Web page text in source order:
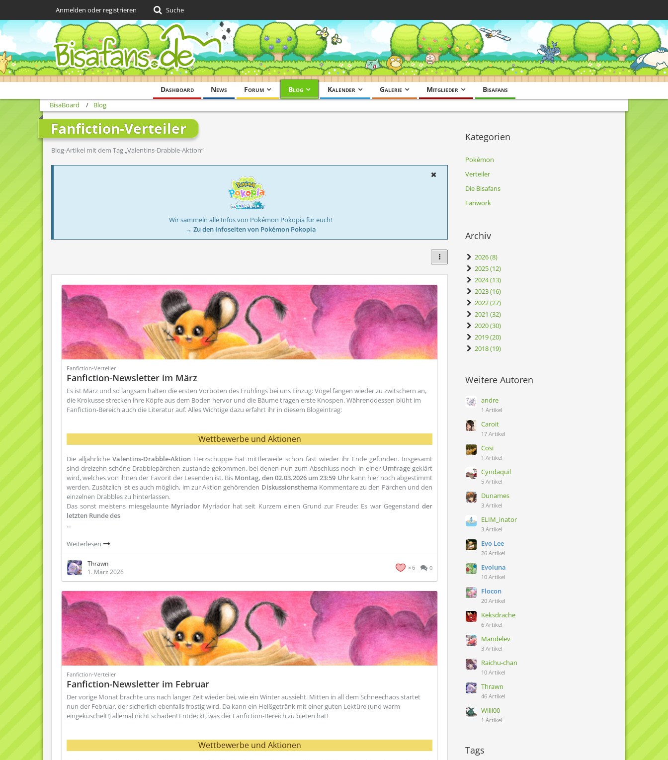
Dashboard News Forum Blog Kalender Galerie Mitglieder Bisafans
Anmelden oder registrieren Suche
BisaBoard Blog
Fanfiction-Verteiler
Blog-Artikel mit dem Tag „Valentins-Drabble-Aktion“
Wir sammeln alle Infos von Pokémon Pokopia für euch!
→ Zu den Infoseiten von Pokémon Pokopia
Fanfiction-Verteiler
Fanfiction-Newsletter im März
Es ist März und so langsam halten die ersten Vorboten des Frühlings bei uns Einzug: Vögel fangen wieder zu zwitschern an,
die Krokusse strecken ihre Köpfe aus dem Boden hervor und die Bäume tragen erste Knospen. Währenddessen blüht im
Fanfiction-Bereich auch die Literatur auf. Alles Wichtige dazu erfahrt ihr in diesem Blogeintrag:
Wettbewerbe und Aktionen
Die alljährlicheValentins-Drabble-Aktion Herzschuppe hat mittlerweile schon fast wieder ihr Ende gefunden. Insgesamt
sind dreizehn schöne Drabblepärchen zustande gekommen, bei denen nun zum Abschluss noch in einer Umfragegeklärt
wird, welches von ihnen der Favorit der Lesenden ist. Bis Montag, den 02.03.2026 um 23:59 Uhrkann hier noch abgestimmt
werden. Zusätzlich ist es auch möglich, im zur Aktion gehörenden Diskussionsthema Kommentare zu den Pärchen und den
einzelnen Drabbles zu hinterlassen.
Das sonst meistens miesgelaunte Myriador Myriador hat seit Kurzem einen Grund zur Freude: Es war Gegenstand der
letzten Runde des
…
Weiterlesen
Thrawn
1. März 2026
6 0
Fanfiction-Verteiler
Fanfiction-Newsletter im Februar
Der vorige Monat brachte uns nach langer Zeit wieder bei, wie ein Winter aussieht. Mitten in all dem Schneechaos startet
nun der Februar, der sicherlich ebenfalls frostig wird. Da kann ein Heißgetränk mit einer guten Lektüre (und warm
eingekuschelt!) allemal nicht schaden! Entdeckt, was der Fanfiction-Bereich zu bieten hat!
Wettbewerbe und Aktionen
Kategorien
Pokémon
Verteiler
Die Bisafans
Fanwork
Archiv
2026 (8)
2025 (12)
2024 (13)
2023 (16)
2022 (27)
2021 (32)
2020 (30)
2019 (20)
2018 (19)
Weitere Autoren
andre
1 Artikel
Caroit
17 Artikel
Cosi
1 Artikel
Cyndaquil
5 Artikel
Dunames
3 Artikel
ELIM_inator
3 Artikel
Evo Lee
26 Artikel
Evoluna
10 Artikel
Flocon
20 Artikel
Keksdrache
6 Artikel
Mandelev
3 Artikel
Raichu-chan
10 Artikel
Thrawn
46 Artikel
Willi00
1 Artikel
Tags